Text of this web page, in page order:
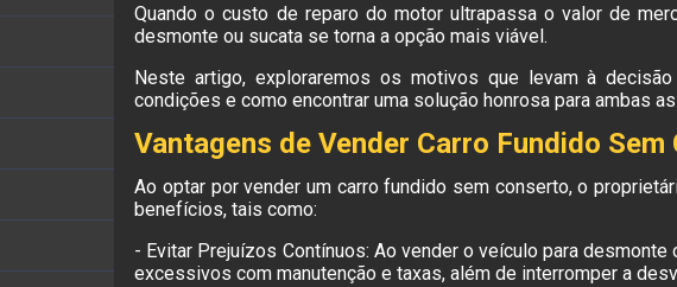
Quando o custo de reparo do motor ultrapassa o valor de
desmonte ou sucata se torna a opção mais viável.
Neste artigo, exploraremos os motivos que levam à
condições e como encontrar uma solução honrosa para ambas
Vantagens de Vender Carro Fundido Sem
Ao optar por vender um carro fundido sem conserto, o
benefícios, tais como:
- Evitar Prejuízos Contínuos: Ao vender o veículo para
excessivos com manutenção e taxas, além de interromper a